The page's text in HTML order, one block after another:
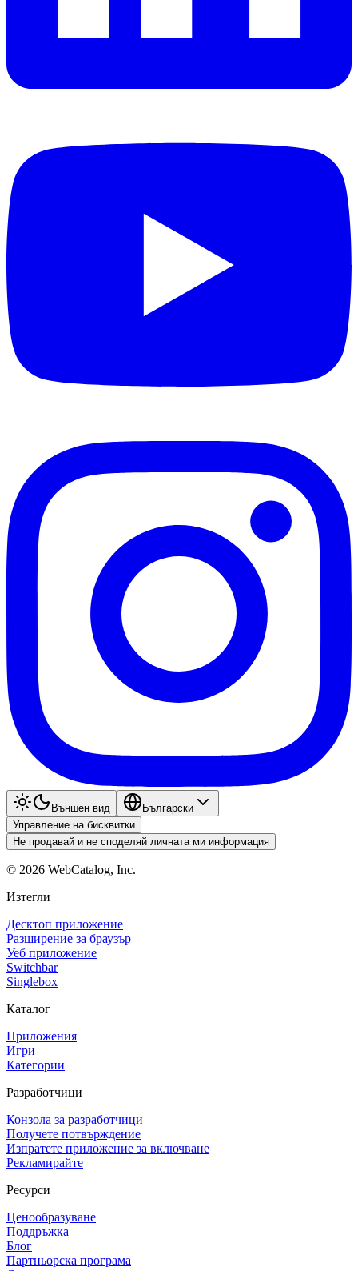
Външен вид
Български
Управление на бисквитки
Не продавай и не споделяй личната ми информация
© 2026 WebCatalog, Inc.
Изтегли
Десктоп приложение
Разширение за браузър
Уеб приложение
Switchbar
Singlebox
Каталог
Приложения
Игри
Категории
Разработчици
Конзола за разработчици
Получете потвърждение
Изпратете приложение за включване
Рекламирайте
Ресурси
Ценообразуване
Поддръжка
Блог
Партньорска програма